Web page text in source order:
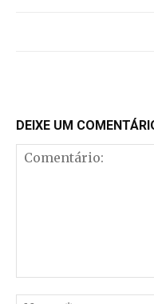
DEIXE UM